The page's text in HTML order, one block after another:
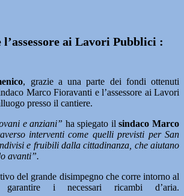
ai Lavori Pubblici :
, grazie a una parte dei fondi ottenuti
Marco Fioravanti e l’assessore ai Lavori
presso il cantiere.
e anziani” ha spiegato ilsindaco Marco
interventi come quelli previsti per San
e fruibili dalla cittadinanza, che aiutano
avanti”.
del grande disimpegno che corre intorno al
i necessari ricambi d’aria.